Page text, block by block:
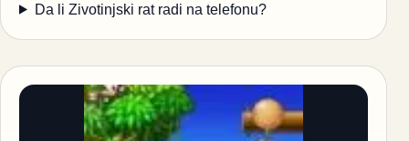
Da li Zivotinjski rat radi na telefonu?